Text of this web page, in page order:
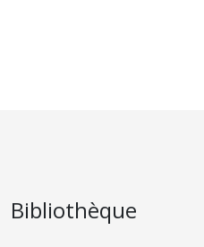
Bibliothèque